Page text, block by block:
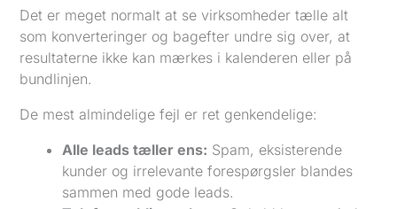
Det er meget normalt at se virksomheder tælle alt
som konverteringer og bagefter undre sig over, at
resultaterne ikke kan mærkes i kalenderen eller på
bundlinjen.
De mest almindelige fejl er ret genkendelige:
Alle leads tæller ens: Spam, eksisterende
kunder og irrelevante forespørgsler blandes
sammen med gode leads.